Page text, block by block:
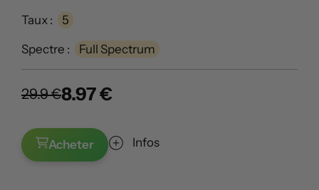
Taux : 5
Spectre : Full Spectrum
29.9 €8.97 €
Acheter Infos